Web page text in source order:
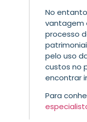
No
vantagem
processo
pelo uso
custos no
encontrar
Para